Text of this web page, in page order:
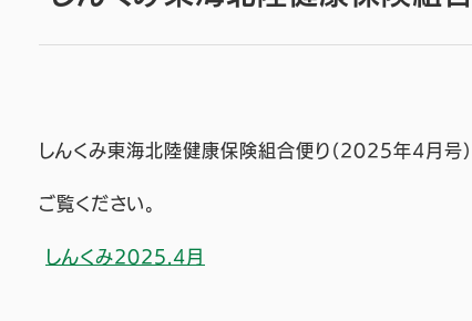
しんくみ東海北陸健康保険組合便り（2025年4月号）
ご覧ください。
しんくみ2025.4月